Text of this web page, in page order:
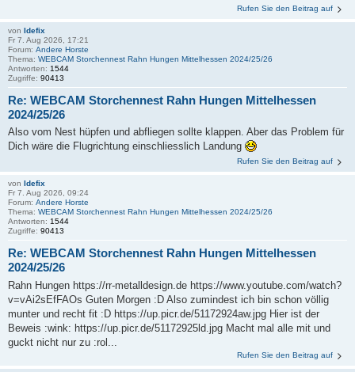
Rufen Sie den Beitrag auf
von Idefix
Fr 7. Aug 2026, 17:21
Forum: Andere Horste
Thema: WEBCAM Storchennest Rahn Hungen Mittelhessen 2024/25/26
Antworten: 1544
Zugriffe: 90413
Re: WEBCAM Storchennest Rahn Hungen Mittelhessen
2024/25/26
Also vom Nest hüpfen und abfliegen sollte klappen. Aber das Problem für
Dich wäre die Flugrichtung einschliesslich Landung
Rufen Sie den Beitrag auf
von Idefix
Fr 7. Aug 2026, 09:24
Forum: Andere Horste
Thema: WEBCAM Storchennest Rahn Hungen Mittelhessen 2024/25/26
Antworten: 1544
Zugriffe: 90413
Re: WEBCAM Storchennest Rahn Hungen Mittelhessen
2024/25/26
Rahn Hungen https://rr-metalldesign.de https://www.youtube.com/watch?
v=vAi2sEfFAOs Guten Morgen :D Also zumindest ich bin schon völlig
munter und recht fit :D https://up.picr.de/51172924aw.jpg Hier ist der
Beweis :wink: https://up.picr.de/51172925ld.jpg Macht mal alle mit und
guckt nicht nur zu :rol...
Rufen Sie den Beitrag auf